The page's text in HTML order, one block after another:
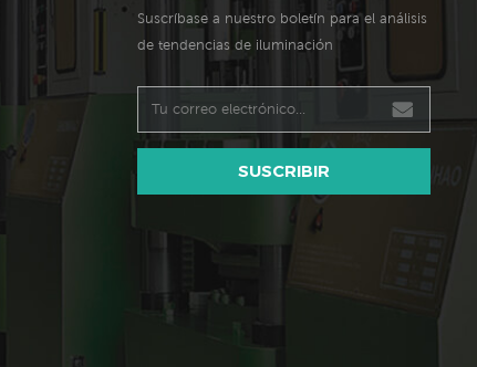
Suscríbase a nuestro boletín para el análisis
de tendencias de iluminación
SUSCRIBIR